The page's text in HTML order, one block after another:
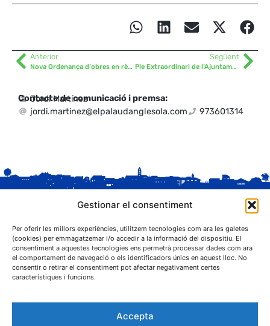
Gestionar el consentiment
Per oferir les millors experiències, utilitzem tecnologies com ara les galetes
(cookies) per emmagatzemar i/o accedir a la informació del dispositiu. El
consentiment a aquestes tecnologies ens permetrà processar dades com ara
el comportament de navegació o els identificadors únics en aquest lloc. No
consentir o retirar el consentiment pot afectar negativament certes
característiques i funcions.
Accepta
Anterior
Nova Ordenança d’obres en règim de comunicació prèvia
Següent
Ple Extraordinari de l’Ajuntament del Palau d’Anglesola 04/11/21
Contacte de comunicació i premsa:
Jordi Martínez
jordi.martinez@elpalaudanglesola.com
973601314
C. Sant Josep, 1
25243 El Palau d'Anglesola (Pla d'Urgell)